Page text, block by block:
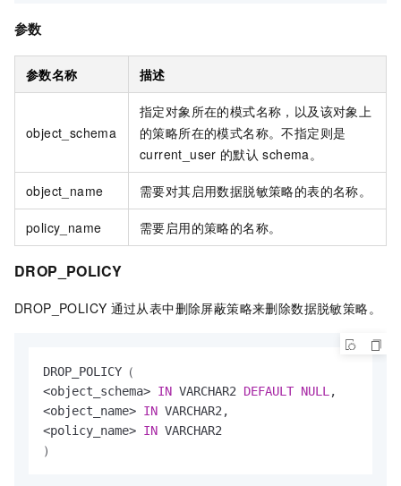
参数
参数名称 描述
object_schema
指定对象所在的模式名称，以及该对象上
的策略所在的模式名称。不指定则是
current_user 的默认 schema。
object_name 需要对其启用数据脱敏策略的表的名称。
policy_name 需要启用的策略的名称。
DROP_POLICY
DROP_POLICY 通过从表中删除屏蔽策略来删除数据脱敏策略。
<object_schema> IN VARCHAR2 DEFAULT NULL
<object_name> IN
<policy_name> IN VARCHAR2
）